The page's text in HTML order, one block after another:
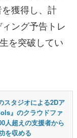
獲得し、計
ング予告トレ
を突破してい
スタジオによる2Dア
』のクラウドファ
人超えの支援者から
を収める